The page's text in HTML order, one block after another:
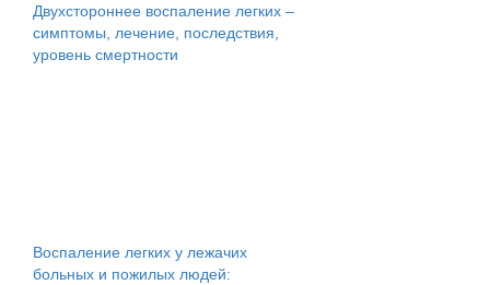
Двухстороннее воспаление легких –
симптомы, лечение, последствия,
уровень смертности
Воспаление легких у лежачих
больных и пожилых людей: